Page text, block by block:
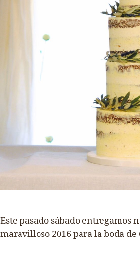
Este pasado sábado entregamos
maravilloso 2016 para la boda de